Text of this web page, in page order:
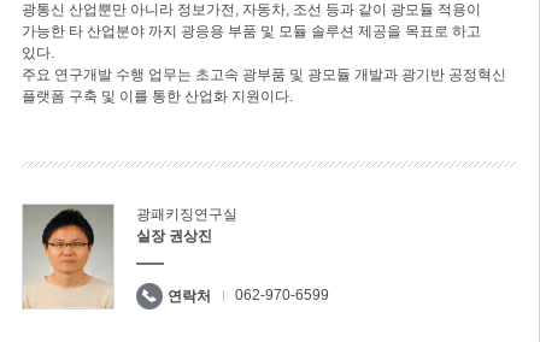
광통신 산업뿐만 아니라 정보가전, 자동차, 조선 등과 같이 광모듈 적용이
가능한 타 산업분야 까지 광응용 부품 및 모듈 솔루션 제공을 목표로 하고
있다.
주요 연구개발 수행 업무는 초고속 광부품 및 광모듈 개발과 광기반 공정혁신
플랫폼 구축 및 이를 통한 산업화 지원이다.
광패키징연구실
실장 권상진
연락처 062-970-6599